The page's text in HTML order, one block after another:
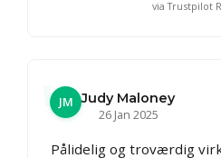
via Trustpilot
JM Judy Maloney
26 Jan 2025
Pålidelig og troværdig